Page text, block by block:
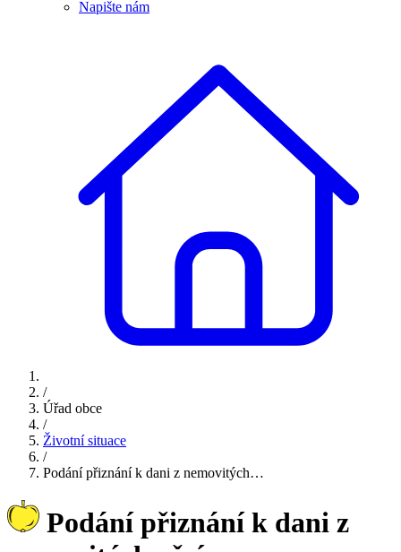
Napište nám
/
Úřad obce
/
Životní situace
/
Podání přiznání k dani z nemovitých…
Podání přiznání k dani z